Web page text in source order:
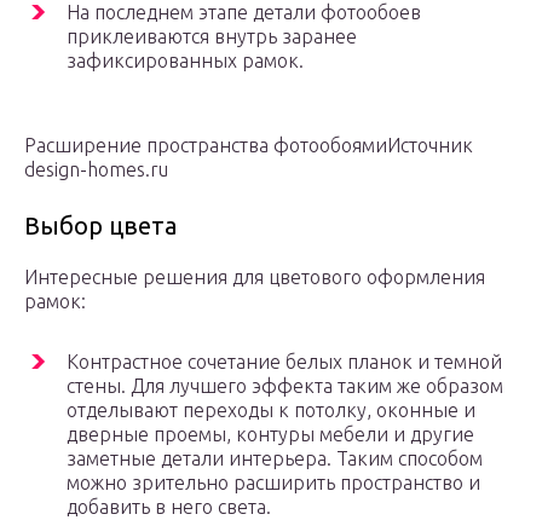
На последнем этапе детали фотообоев
приклеиваются внутрь заранее
зафиксированных рамок.
Расширение пространства фотообоямиИсточник
design-homes.ru
Выбор цвета
Интересные решения для цветового оформления
рамок:
Контрастное сочетание белых планок и темной
стены. Для лучшего эффекта таким же образом
отделывают переходы к потолку, оконные и
дверные проемы, контуры мебели и другие
заметные детали интерьера. Таким способом
можно зрительно расширить пространство и
добавить в него света.